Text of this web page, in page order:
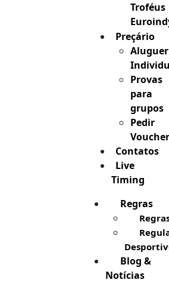
Troféus
Preçário
Aluguer
Provas
para
grupos
Pedir
Voucher
Contatos
Live
Timing
Regras
Blog &
Notícias